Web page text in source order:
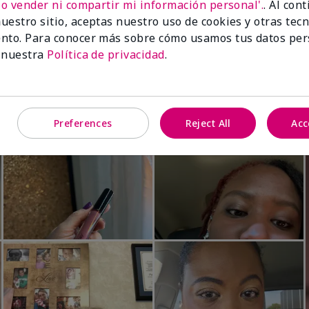
3D Foundation
rosados fríos)
Skinvigorate™ Duo Facial
especial†
$95.00
vender ni compartir mi información personal'.. Al
sitio, aceptas nuestro uso de cookies y otras
Para conocer más sobre cómo usamos tus datos
Política de privacidad.
Preferences Reject All